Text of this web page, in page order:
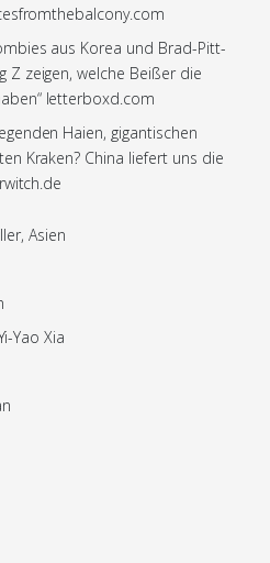
aus Korea und Brad-Pitt-
Z zeigen, welche Beißer die
letterboxd.com
Haien, gigantischen
Kraken? China liefert uns die
Asien
Yao Xia